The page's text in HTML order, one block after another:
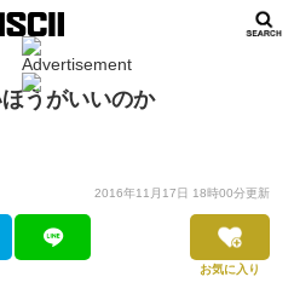
うがいいのか
2016年11月17日 18時00分更新
お気に入り